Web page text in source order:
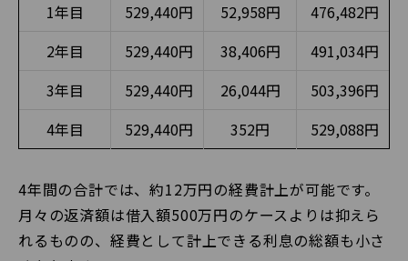
1年目
529,440円 52,958円
476,482円
2年目
529,440円 38,406円
491,034円
3年目
529,440円 26,044円
503,396円
4年目
529,440円 352円 529,088円
4年間の合計では、約12万円の経費計上が可能です。
月々の返済額は借入額500万円のケースよりは抑えら
れるものの、経費として計上できる利息の総額も小さ